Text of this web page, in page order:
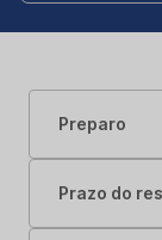
Preparo
Prazo do